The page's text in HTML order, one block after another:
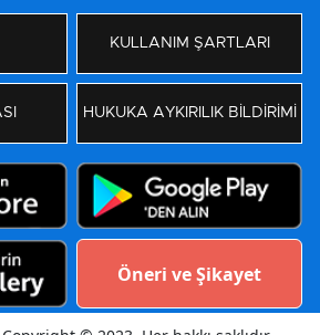
KULLANIM ŞARTLARI
HUKUKA AYKIRILIK BİLDİRİMİ
Öneri ve Şikayet